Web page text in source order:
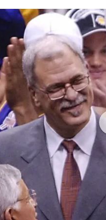
ליגה סינית
ליגה ברזילאית
ליגות נוספות